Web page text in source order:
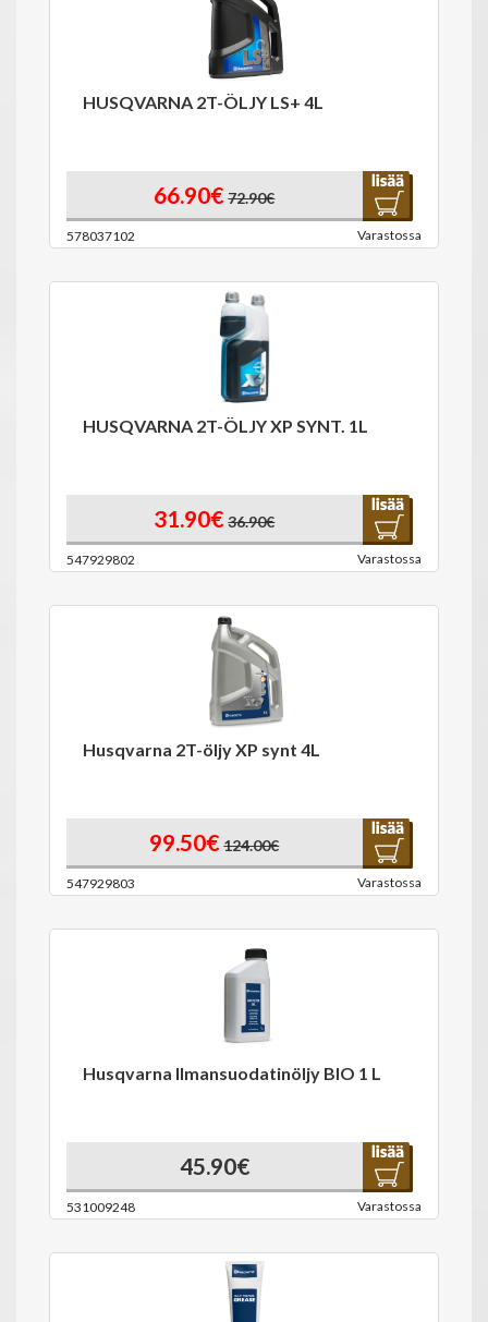
HUSQVARNA 2T-ÖLJY LS+ 4L
66.90€ 72.90€
578037102 Varastossa
HUSQVARNA 2T-ÖLJY XP SYNT. 1L
31.90€ 36.90€
547929802 Varastossa
Husqvarna 2T-öljy XP synt 4L
99.50€ 124.00€
547929803 Varastossa
Husqvarna Ilmansuodatinöljy BIO 1 L
45.90€
531009248 Varastossa